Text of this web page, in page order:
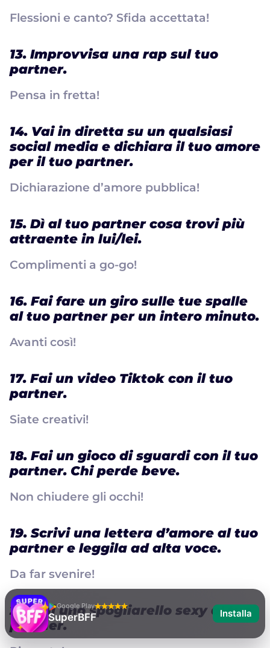
Flessioni e canto? Sfida accettata!
13. Improvvisa una rap sul tuo
partner.
Pensa in fretta!
14. Vai in diretta su un qualsiasi
social media e dichiara il tuo amore
per il tuo partner.
Dichiarazione d’amore pubblica!
15. Dì al tuo partner cosa trovi più
attraente in lui/lei.
Complimenti a go-go!
16. Fai fare un giro sulle tue spalle
al tuo partner per un intero minuto.
Avanti così!
17. Fai un video Tiktok con il tuo
partner.
Siate creativi!
18. Fai un gioco di sguardi con il tuo
partner. Chi perde beve.
Non chiudere gli occhi!
19. Scrivi una lettera d’amore al tuo
partner e leggila ad alta voce.
Da far svenire!
20. Fai uno spogliarello sexy al tuo
partner.
Google Play
SuperBFF Installa